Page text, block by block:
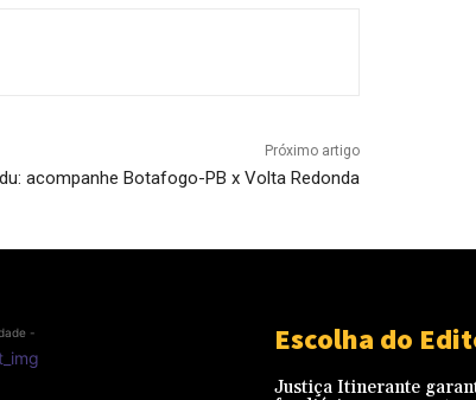
Próximo artigo
acompanhe Botafogo-PB x Volta Redonda
- Escolha do
Justiça Itinerante